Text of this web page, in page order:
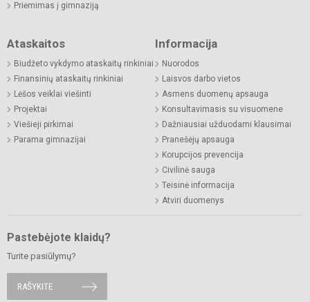
Priėmimas į gimnaziją
Ataskaitos
Biudžeto vykdymo ataskaitų rinkiniai
Finansinių ataskaitų rinkiniai
Lėšos veiklai viešinti
Projektai
Viešieji pirkimai
Parama gimnazijai
Informacija
Nuorodos
Laisvos darbo vietos
Asmens duomenų apsauga
Konsultavimasis su visuomene
Dažniausiai užduodami klausimai
Pranešėjų apsauga
Korupcijos prevencija
Civilinė sauga
Teisinė informacija
Atviri duomenys
Pastebėjote klaidų?
Turite pasiūlymų?
RAŠYKITE